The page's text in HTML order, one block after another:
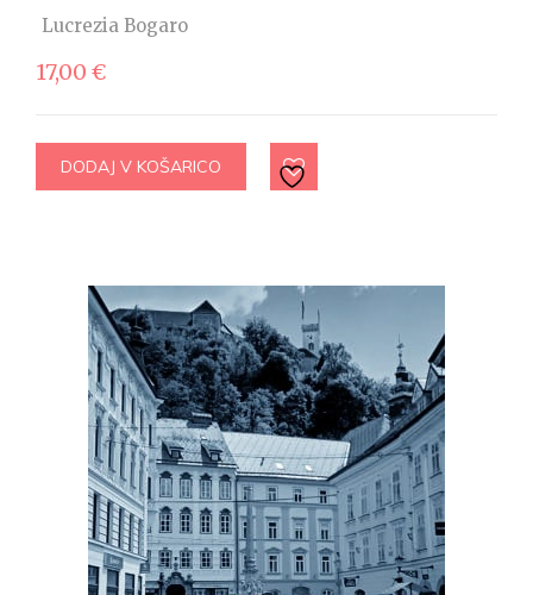
Lucrezia Bogaro
17,00 €
DODAJ V KOŠARICO